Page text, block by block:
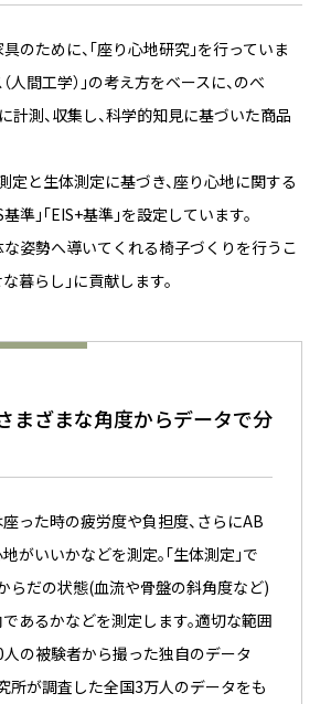
のために、「座り心地研究」を行っていま
人間工学）」の考え方をベースに、のべ
計測、収集し、科学的知見に基づいた商品
定と生体測定に基づき、座り心地に関する
準」「EIS+基準」を設定しています。
姿勢へ導いてくれる椅子づくりを行うこ
暮らし」に貢献します。
さまざまな角度からデータで分
座った時の疲労度や負担度、さらにAB
がいいかなどを測定。「生体測定」で
らだの状態(血流や骨盤の斜角度など)
あるかなどを測定します。適切な範囲
人の被験者から撮った独自のデータ
所が調査した全国3万人のデータをも